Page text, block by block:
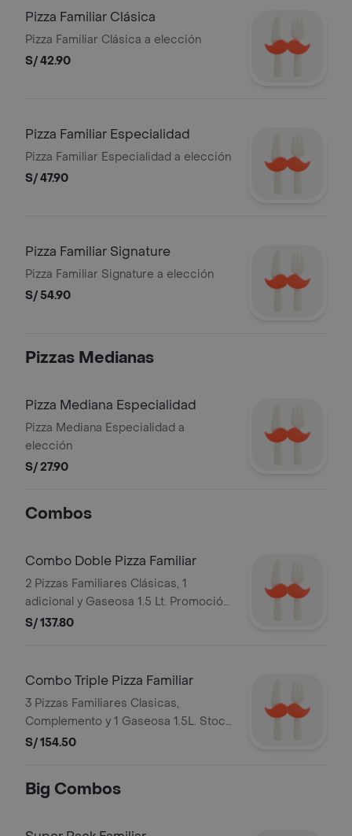
Pizza Familiar Clásica
Pizza Familiar Clásica a elección
S/ 42.90
Pizza Familiar Especialidad
Pizza Familiar Especialidad a elección
S/ 47.90
Pizza Familiar Signature
Pizza Familiar Signature a elección
S/ 54.90
Pizzas Medianas
Pizza Mediana Especialidad
Pizza Mediana Especialidad a
elección
S/ 27.90
Combos
Combo Doble Pizza Familiar
2 Pizzas Familiares Clásicas, 1
adicional y Gaseosa 1.5 Lt. Promoción
válida todos los días o hasta agotar
promociones. RAZON SOCIAL:
CORPORACION PERUANA DE
RESTAURANTES S.A.C. RUC:
20505897812
S/ 137.80
Combo Triple Pizza Familiar
3 Pizzas Familiares Clasicas,
Complemento y 1 Gaseosa 1.5L. Stock
mínimo de 300 unidades. No
Razón Social: CORPORACION
S/ 154.50
Big Combos